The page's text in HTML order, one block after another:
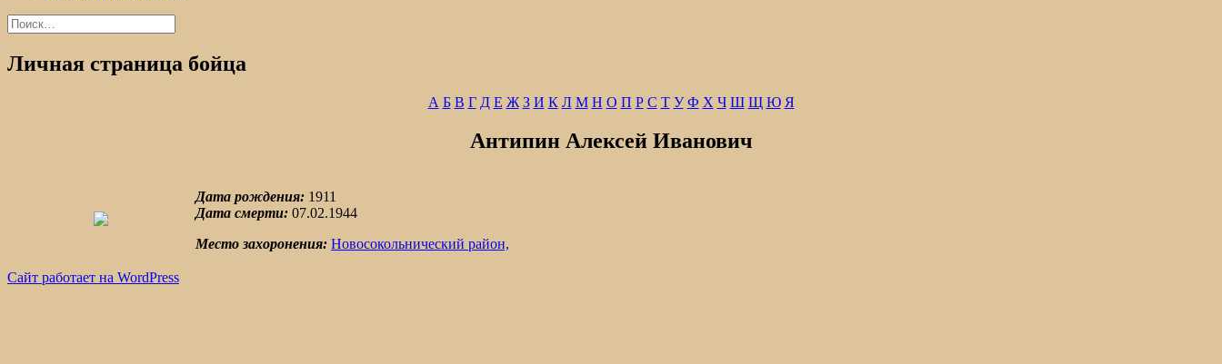
Найти:
Личная страница бойца
А Б В Г Д Е Ж З И К Л М Н О П Р С Т У Ф Х Ч Ш Щ Ю Я
Антипин Алексей Иванович
Дата рождения: 1911
Дата смерти: 07.02.1944
Место захоронения: Новосокольнический район,
Сайт работает на WordPress